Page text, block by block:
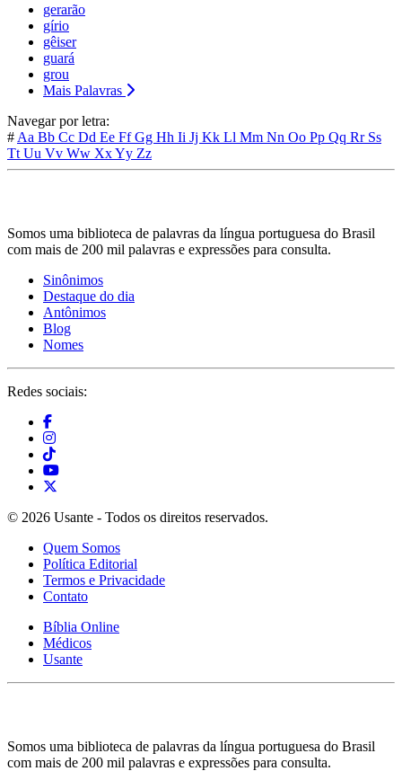
gerarão
gírio
gêiser
guará
grou
Mais Palavras
Navegar por letra:
# Aa Bb Cc Dd Ee FfGg Hh Ii Jj Kk Ll Mm Nn Oo Pp Qq Rr Ss
Tt Uu Vv Ww XxYy Zz
Somos uma biblioteca de palavras da língua portuguesa do Brasil
com mais de 200 mil palavras e expressões para consulta.
Sinônimos
Destaque do dia
Antônimos
Blog
Nomes
Redes sociais:
© 2026 Usante - Todos os direitos reservados.
Quem Somos
Política Editorial
Termos e Privacidade
Contato
Bíblia Online
Médicos
Usante
Somos uma biblioteca de palavras da língua portuguesa do Brasil
com mais de 200 mil palavras e expressões para consulta.